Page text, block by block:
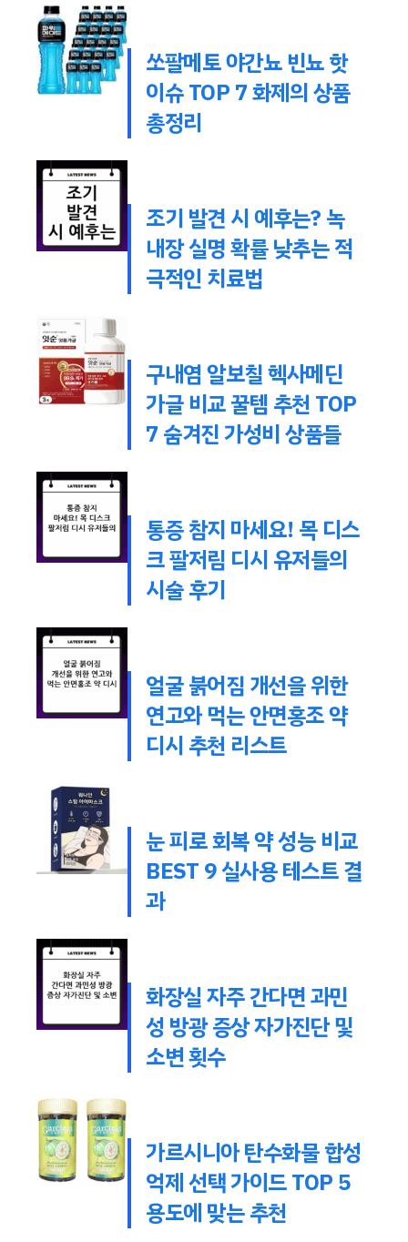
쏘팔메토 야간뇨 빈뇨 핫
이슈 TOP 7 화제의 상품
총정리
조기 발견 시 예후는? 녹
내장 실명 확률 낮추는 적
극적인 치료법
구내염 알보칠 헥사메딘
가글 비교 꿀템 추천 TOP
7 숨겨진 가성비 상품들
통증 참지 마세요! 목 디스
크 팔저림 디시 유저들의
시술 후기
얼굴 붉어짐 개선을 위한
연고와 먹는 안면홍조 약
디시 추천 리스트
눈 피로 회복 약 성능 비교
BEST 9 실사용 테스트 결
과
화장실 자주 간다면 과민
성 방광 증상 자가진단 및
소변 횟수
가르시니아 탄수화물 합성
억제 선택 가이드 TOP 5
용도에 맞는 추천